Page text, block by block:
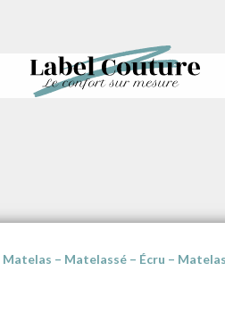
Matelas – Matelassé – Écru –